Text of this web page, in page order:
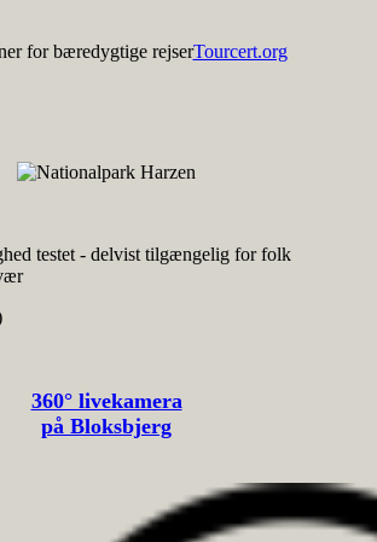
for bæredygtige rejserTourcert.org
360° livekamera
på Bloksbjerg